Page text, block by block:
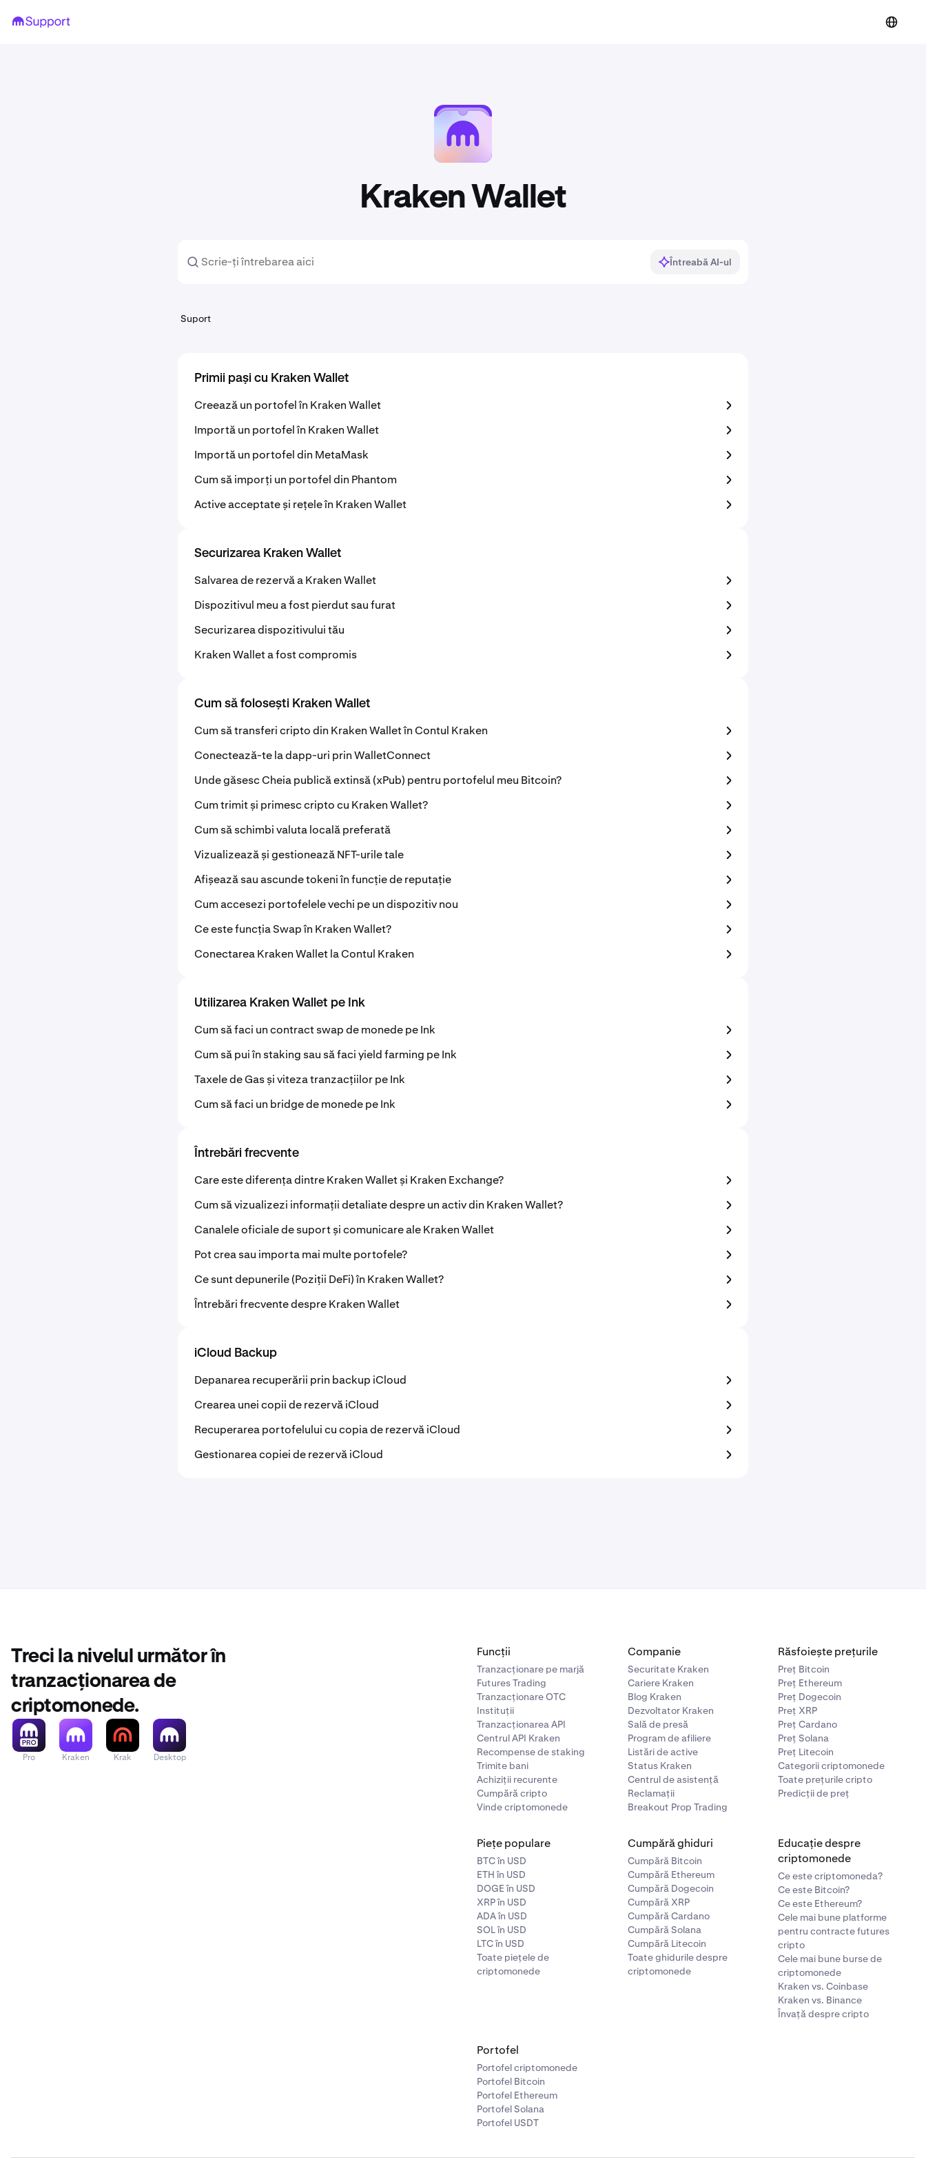
Kraken Wallet
Întreabă AI-ul
Suport
Primii pași cu Kraken Wallet
Creează un portofel în Kraken Wallet
Importă un portofel în Kraken Wallet
Importă un portofel din MetaMask
Cum să imporți un portofel din Phantom
Active acceptate și rețele în Kraken Wallet
Securizarea Kraken Wallet
Salvarea de rezervă a Kraken Wallet
Dispozitivul meu a fost pierdut sau furat
Securizarea dispozitivului tău
Kraken Wallet a fost compromis
Cum să folosești Kraken Wallet
Cum să transferi cripto din Kraken Wallet în Contul Kraken
Conectează-te la dapp-uri prin WalletConnect
Unde găsesc Cheia publică extinsă (xPub) pentru portofelul meu Bitcoin?
Cum trimit și primesc cripto cu Kraken Wallet?
Cum să schimbi valuta locală preferată
Vizualizează și gestionează NFT-urile tale
Afișează sau ascunde tokeni în funcție de reputație
Cum accesezi portofelele vechi pe un dispozitiv nou
Ce este funcția Swap în Kraken Wallet?
Conectarea Kraken Wallet la Contul Kraken
Utilizarea Kraken Wallet pe Ink
Cum să faci un contract swap de monede pe Ink
Cum să pui în staking sau să faci yield farming pe Ink
Taxele de Gas și viteza tranzacțiilor pe Ink
Cum să faci un bridge de monede pe Ink
Întrebări frecvente
Care este diferența dintre Kraken Wallet și Kraken Exchange?
Cum să vizualizezi informații detaliate despre un activ din Kraken Wallet?
Canalele oficiale de suport și comunicare ale Kraken Wallet
Pot crea sau importa mai multe portofele?
Ce sunt depunerile (Poziții DeFi) în Kraken Wallet?
Întrebări frecvente despre Kraken Wallet
iCloud Backup
Depanarea recuperării prin backup iCloud
Crearea unei copii de rezervă iCloud
Recuperarea portofelului cu copia de rezervă iCloud
Gestionarea copiei de rezervă iCloud
Treci la nivelul următor în
tranzacționarea de
criptomonede.
Pro Kraken Krak Desktop
Funcții
Tranzacționare pe marjă
Futures Trading
Tranzacționare OTC
Instituții
Tranzacționarea API
Centrul API Kraken
Recompense de staking
Trimite bani
Achiziții recurente
Cumpără cripto
Vinde criptomonede
Companie
Securitate Kraken
Cariere Kraken
Blog Kraken
Dezvoltator Kraken
Sală de presă
Program de afiliere
Listări de active
Status Kraken
Centrul de asistență
Reclamații
Breakout Prop Trading
Răsfoiește prețurile
Preț Bitcoin
Preț Ethereum
Preț Dogecoin
Preț XRP
Preț Cardano
Preț Solana
Preț Litecoin
Categorii criptomonede
Toate prețurile cripto
Predicții de preț
Piețe populare
BTC în USD
ETH în USD
DOGE în USD
XRP în USD
ADA în USD
SOL în USD
LTC în USD
Toate piețele de
criptomonede
Cumpără ghiduri
Cumpără Bitcoin
Cumpără Ethereum
Cumpără Dogecoin
Cumpără XRP
Cumpără Cardano
Cumpără Solana
Cumpără Litecoin
Toate ghidurile despre
criptomonede
Educație despre
criptomonede
Ce este criptomoneda?
Ce este Bitcoin?
Ce este Ethereum?
Cele mai bune platforme
pentru contracte futures
cripto
Cele mai bune burse de
criptomonede
Kraken vs. Coinbase
Kraken vs. Binance
Învață despre cripto
Portofel
Portofel criptomonede
Portofel Bitcoin
Portofel Ethereum
Portofel Solana
Portofel USDT